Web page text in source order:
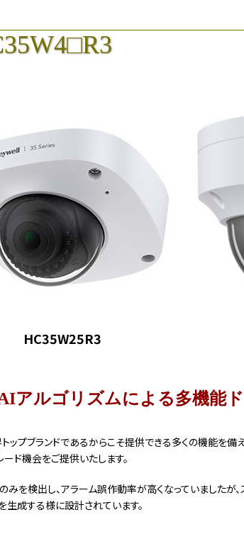
HC35W25R3
アルゴリズムによる多機能
プブランドであるからこそ提供できる多くの機能を
ド機会をご提供いたします。
を検出し、アラーム誤作動率が高くなっていましたが
成する様に設計されています。